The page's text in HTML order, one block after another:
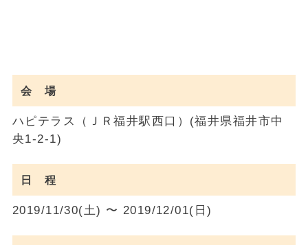
会 場
ハピテラス（ＪＲ福井駅西口）(福井県福井市中
央1-2-1)
日 程
2019/11/30(土) 〜 2019/12/01(日)